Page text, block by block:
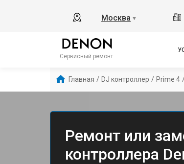
Москва ▼
Сервисный ремонт
Главная / DJ контроллер / Prime 4
Ремонт или
контроллера